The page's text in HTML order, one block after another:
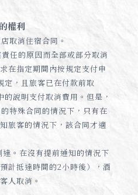
權利
取消住宿合同。
任的原因而全部或部分取消
在指定期間內按規定支付申
定，且旅客已在付款前取
說明支付取消費用。但是，
特殊合同的情況下，只有在
旅客的情況下，該合同才適
。在沒有提前通知的情況下
計抵達時間的2小時後），酒
人取消。